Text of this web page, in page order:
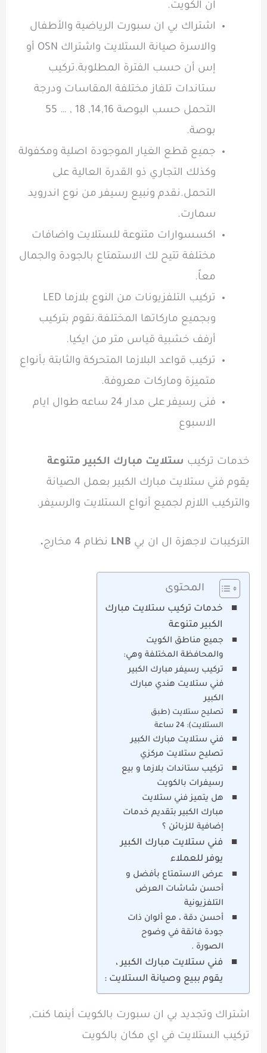
ان الكويت.
اشتراك بي ان سبورت الرياضية والأطفال
والاسرة صيانة الستلايت واشتراك OSN أو
إس أن حسب الفترة المطلوبة.تركيب
ستاندات تلفاز مختلفة المقاسات ودرجة
التحمل حسب البوصة 14,16, 18 , … 55
بوصة.
جميع قطع الغيار الموجودة اصلية ومكفولة
وكذلك التجاري ذو القدرة العالية على
التحمل.نقدم ونبيع رسيفر من نوع اندرويد
سمارت.
اكسسوارات متنوعة للستلايت واضافات
مختلفة تتيح لك الاستمتاع بالجودة والجمال
معاً.
تركيب التلفزيونات من النوع بلازما LED
وبجميع ماركاتها المختلفة.نقوم بتركيب
أرفف خشبية قياس متر من ايكيا.
تركيب قواعد البلازما المتحركة والثابتة بأنواع
متميزة وماركات معروفة.
فنى رسيفر على مدار 24 ساعه طوال ايام
الاسبوع
خدمات تركيب ستلايت مبارك الكبير متنوعة
يقوم فني ستلايت مبارك الكبير بعمل الصيانة
والتركيب اللازم لجميع أنواع الستلايت والرسيفر.
التركيبات لاجهزة ال ان بي LNB نظام 4 مخارج .
المحتوى
خدمات تركيب ستلايت مبارك
الكبير متنوعة
جميع مناطق الكويت
والمحافظة المختلفة وهي:
تركيب رسيفر مبارك الكبير
فني ستلايت هندي مبارك
الكبير
تصليح ستلايت (طبق
الستلايت): 24 ساعة
فني ستلايت مبارك الكبير
تصليح ستلايت مركزي
تركيب ستاندات بلازما و بيع
رسيفرات بالكويت
هل يتميز فني ستلايت
مبارك الكبير بتقديم خدمات
إضافية للزبائن ؟
فني ستلايت مبارك الكبير
يوفر للعملاء
عرض الاستمتاع بأفضل و
أحسن شاشات العرض
التلفزيونية
أحسن دقة ، مع ألوان ذات
جودة فائقة في وضوح
الصورة .
فني ستلايت مبارك الكبير ،
يقوم ببيع وصيانة الستلايت :
اشتراك وتجديد بي ان سبورت بالكويت أينما كنت,
تركيب الستلايت في اي مكان بالكويت